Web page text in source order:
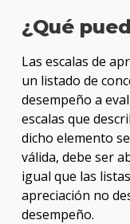
¿Qué
Las escalas de
un listado de
desempeño a
escalas que
dicho elemento
válida, debe ser
igual que las
apreciación no
desempeño.